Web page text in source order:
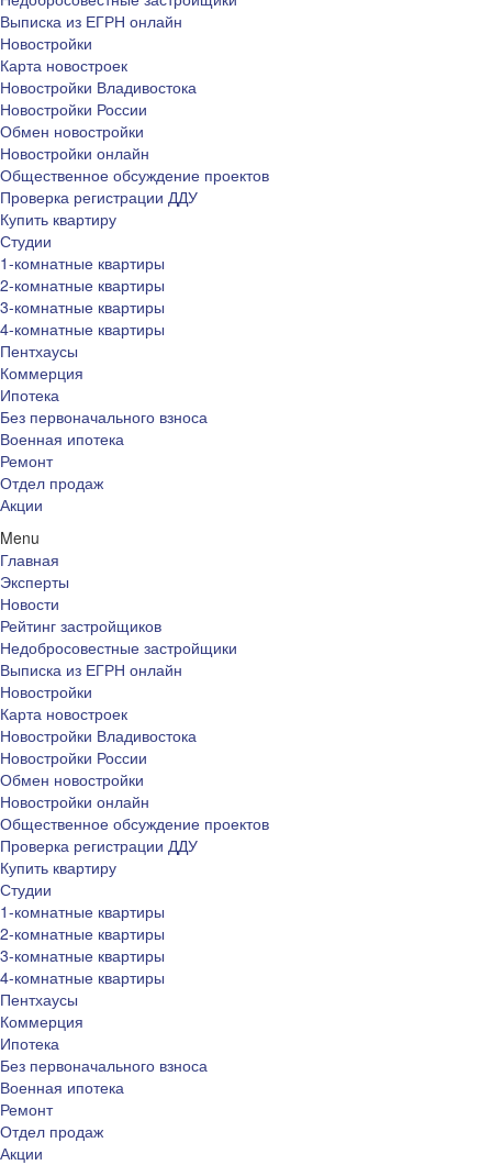
Выписка из ЕГРН онлайн
Новостройки
Карта новостроек
Новостройки Владивостока
Новостройки России
Обмен новостройки
Новостройки онлайн
Общественное обсуждение проектов
Проверка регистрации ДДУ
Купить квартиру
Студии
1-комнатные квартиры
2-комнатные квартиры
3-комнатные квартиры
4-комнатные квартиры
Пентхаусы
Коммерция
Ипотека
Без первоначального взноса
Военная ипотека
Ремонт
Отдел продаж
Акции
Menu
Главная
Эксперты
Новости
Рейтинг застройщиков
Недобросовестные застройщики
Выписка из ЕГРН онлайн
Новостройки
Карта новостроек
Новостройки Владивостока
Новостройки России
Обмен новостройки
Новостройки онлайн
Общественное обсуждение проектов
Проверка регистрации ДДУ
Купить квартиру
Студии
1-комнатные квартиры
2-комнатные квартиры
3-комнатные квартиры
4-комнатные квартиры
Пентхаусы
Коммерция
Ипотека
Без первоначального взноса
Военная ипотека
Ремонт
Отдел продаж
Акции